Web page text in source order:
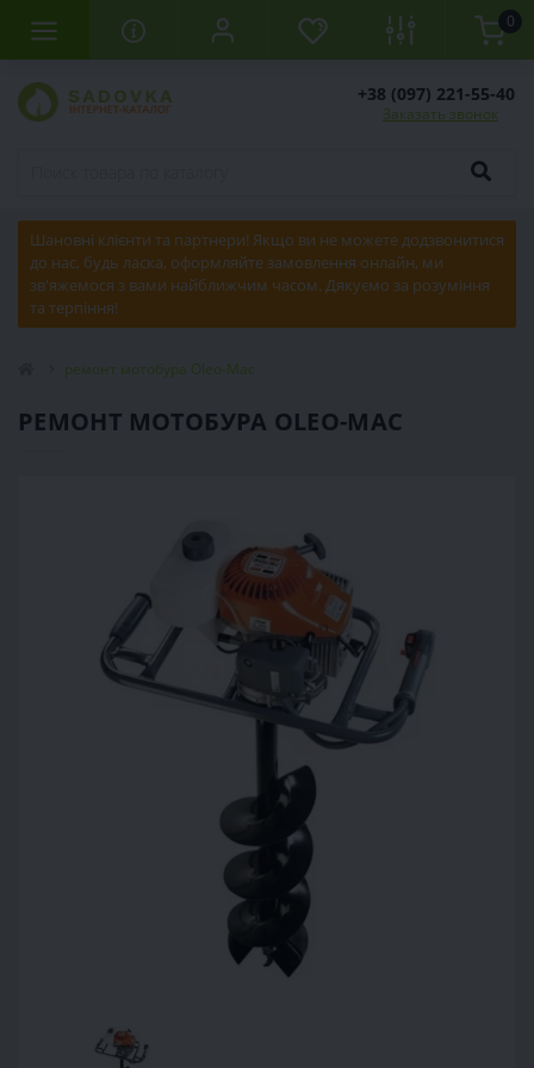
0
+38 (097) 221-55-40
Заказать звонок
Шановні клієнти та партнери! Якщо ви не можете додзвонитися
до нас, будь ласка, оформляйте замовлення онлайн, ми
зв'яжемося з вами найближчим часом. Дякуємо за розуміння
та терпіння!
ремонт мотобура Oleo-Mac
РЕМОНТ МОТОБУРА OLEO-MAC